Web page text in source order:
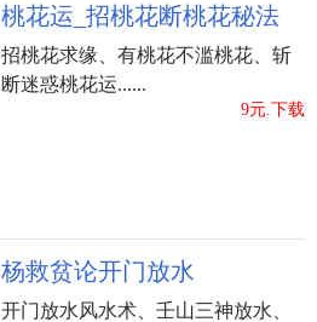
桃花运_招桃花断桃花秘法
招桃花求缘、有桃花不滥桃花、斩
断迷惑桃花运......
9元.下载
杨救贫论开门放水
开门放水风水术、壬山三神放水、